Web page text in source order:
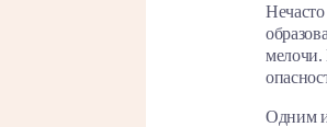
мелочи.
Одним